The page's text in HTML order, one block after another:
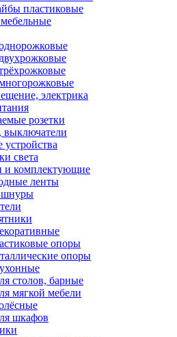
пластиковые
электрика
розетки
выключатели
устройства
света
и комплектующие
ленты
шнуры
опоры
опоры
столов, барные
мягкой мебели
шкафов